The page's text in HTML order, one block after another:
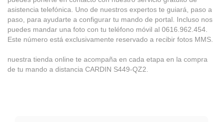
asistencia telefónica. Uno de nuestros expertos te guiará, paso a
paso, para ayudarte a configurar tu mando de portal. Incluso nos
puedes mandar una foto con tu teléfono móvil al 0616.962.454.
Este número está exclusivamente reservado a recibir fotos MMS.
nuestra tienda online te acompaña en cada etapa en la compra
de tu mando a distancia CARDIN S449-QZ2.